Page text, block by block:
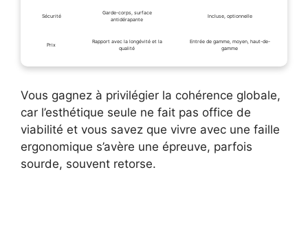
Sécurité
Garde-corps, surface
antidérapante
Incluse, optionnelle
Prix
Rapport avec la longévité et la
qualité
Entrée de gamme, moyen, haut-de-
gamme
Vous gagnez à privilégier la cohérence globale,
car l’esthétique seule ne fait pas office de
viabilité et vous savez que vivre avec une faille
ergonomique s’avère une épreuve, parfois
sourde, souvent retorse.